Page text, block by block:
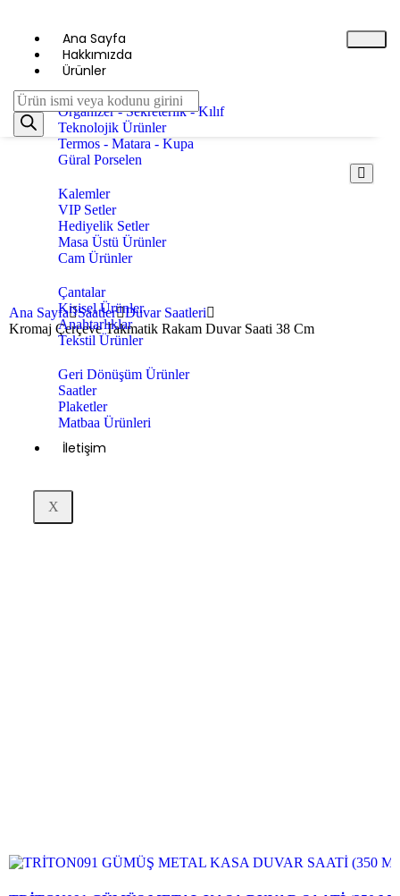
Ana Sayfa
Hakkımızda
Ürünler
Ajanda Defterler
Organizer - Sekreterlik - Kılıf
Teknolojik Ürünler
Termos - Matara - Kupa
Güral Porselen
Kalemler
VIP Setler
Hediyelik Setler
Masa Üstü Ürünler
Cam Ürünler
Çantalar
Kişisel Ürünler
Anahtarlıklar
Tekstil Ürünler
Geri Dönüşüm Ürünler
Saatler
Plaketler
Matbaa Ürünleri
İletişim
X
Ana Sayfa Saatler Duvar Saatleri
Kromaj Çerçeve Takmatik Rakam Duvar Saati 38 Cm